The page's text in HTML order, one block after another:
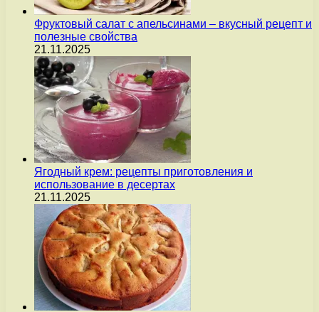
Фруктовый салат с апельсинами – вкусный рецепт и
полезные свойства
21.11.2025
Ягодный крем: рецепты приготовления и
использование в десертах
21.11.2025